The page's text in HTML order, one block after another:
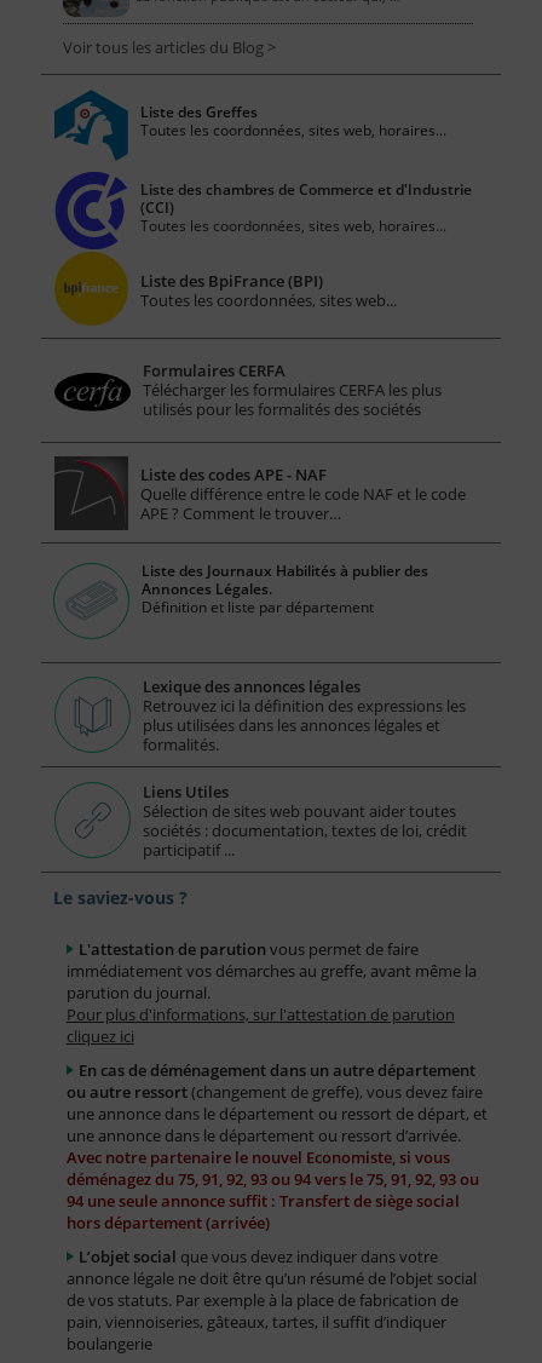
Voir tous les articles du Blog >
Liste des Greffes
Toutes les coordonnées, sites web, horaires...
Liste des chambres de Commerce et d'Industrie
(CCI)
Toutes les coordonnées, sites web, horaires...
Liste des BpiFrance (BPI)
Toutes les coordonnées, sites web...
Formulaires CERFA
Télécharger les formulaires CERFA les plus
utilisés pour les formalités des sociétés
Liste des codes APE - NAF
Quelle différence entre le code NAF et le code
APE ? Comment le trouver…
Liste des Journaux Habilités à publier des
Annonces Légales.
Définition et liste par département
Lexique des annonces légales
Retrouvez ici la définition des expressions les
plus utilisées dans les annonces légales et
formalités.
Liens Utiles
Sélection de sites web pouvant aider toutes
sociétés : documentation, textes de loi, crédit
participatif ...
Le saviez-vous ?
L'attestation de parution vous permet de faire
immédiatement vos démarches au greffe, avant même la
parution du journal.
Pour plus d'informations, sur l'attestation de parution
cliquez ici
En cas de déménagement dans un autre département
ou autre ressort(changement de greffe), vous devez faire
une annonce dans le département ou ressort de départ, et
une annonce dans le département ou ressort d’arrivée.
Avec notre partenaire le nouvel Economiste, si vous
déménagez du 75, 91, 92, 93 ou 94 vers le 75, 91, 92, 93 ou
94 une seule annonce suffit : Transfert de siège social
hors département (arrivée)
L’objet social que vous devez indiquer dans votre
annonce légale ne doit être qu’un résumé de l’objet social
de vos statuts. Par exemple à la place de fabrication de
pain, viennoiseries, gâteaux, tartes, il suffit d’indiquer
boulangerie